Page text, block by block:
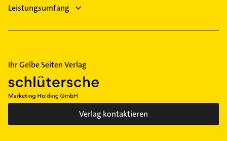
Hastedt
Industriehäfen
Lüssum-Bockhorn
Lehe
Lesum
Leistungsumfang
Ihr Gelbe Seiten Verlag
Verlag kontaktieren